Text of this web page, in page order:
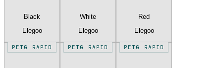
Black
Elegoo
White
Elegoo
Red
Elegoo
PETG RAPID PETG RAPID PETG RAPID